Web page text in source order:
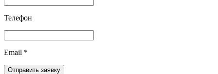
Телефон
Email *
Отправить заявку